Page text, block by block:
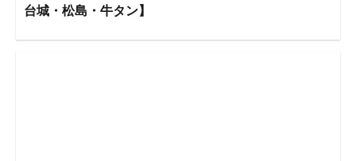
台城・松島・牛タン】